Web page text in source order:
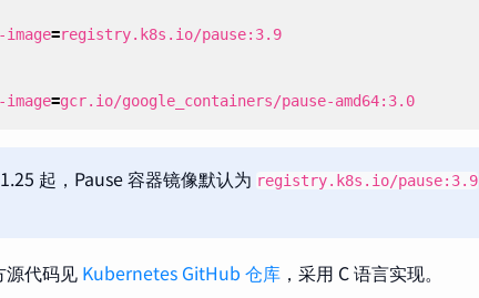
=
=gcr.io/google_containers/pause-amd64:3.0
起，Pause 容器镜像默认为 registry.k8s.io/pause:3.9
源代码见 Kubernetes GitHub 仓库 ，采用 C 语言实现。